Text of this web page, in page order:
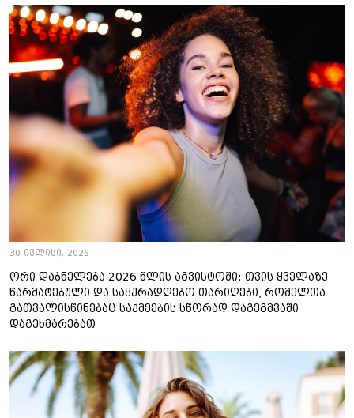
30 ივლისი, 2026
ორი დაბნელება 2026 წლის აგვისტოში: თვის ყველაზე
წარმატებული და საყურადღებო თარიღები, რომელთა
გათვალისწინებაც საქმეების სწორად დაგეგმვაში
დაგეხმარებათ